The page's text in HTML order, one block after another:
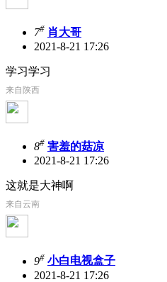
7# 肖大哥
2021-8-21 17:26
学习学习
来自陕西
8# 害羞的菇凉
2021-8-21 17:26
这就是大神啊
来自云南
9# 小白电视盒子
2021-8-21 17:26